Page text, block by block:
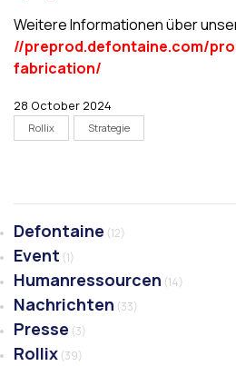
Weitere Informationen über
//preprod.defontaine.com/
fabrication/
28 October 2024
Rollix Strategie
Defontaine (12)
Event (1)
Humanressourcen (14)
Nachrichten (33)
Presse (3)
Rollix (39)